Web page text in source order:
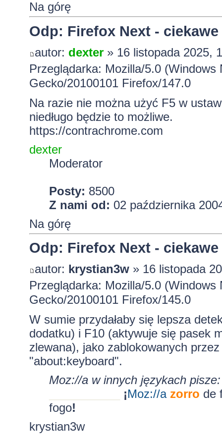
Na górę
Odp: Firefox Next -
autor: dexter» 16 listopada 2025,
Przeglądarka: Mozilla/5.0
Gecko/20100101 Firefox/147.0
Na razie nie można użyć F5 w
niedługo będzie to możliwe.
https://contrachrome.com
dexter
Moderator
Posty: 8500
Z nami od: 02 października
Na górę
Odp: Firefox Next -
autor: krystian3w» 16 listopada
Przeglądarka: Mozilla/5.0
Gecko/20100101 Firefox/145.0
W sumie przydałaby się lepsza
dodatku) i F10 (aktywuje się pasek
zlewana), jako zablokowanych
"about:keyboard".
Moz://a w innych językach pisze:
¡Moz://a zorro de
fogo!
krystian3w